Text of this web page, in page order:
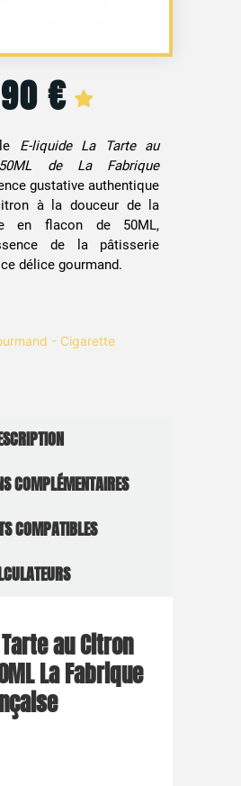
€
E-liquide La Tarte au
de La Fabrique
gustative authentique
à la douceur de la
en flacon de 50ML,
de la pâtisserie
délice gourmand.
- Cigarette
COMPLÉMENTAIRES
COMPATIBLES
au Citron
La Fabrique